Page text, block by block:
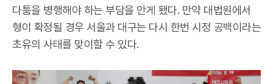
다툼을 병행해야 하는 부담을 안게 됐다. 만약 대법원에서
형이 확정될 경우 서울과 대구는 다시 한번 시정 공백이라는
초유의 사태를 맞이할 수 있다.